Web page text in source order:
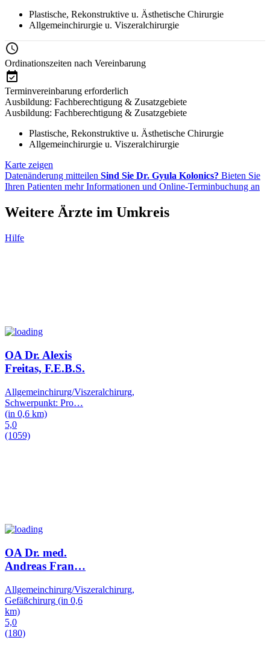
Plastische, Rekonstruktive u. Ästhetische Chirurgie
Allgemeinchirurgie u. Viszeralchirurgie
Ordinationszeiten nach Vereinbarung
Terminvereinbarung erforderlich
Ausbildung: Fachberechtigung & Zusatzgebiete
Ausbildung: Fachberechtigung & Zusatzgebiete
Plastische, Rekonstruktive u. Ästhetische Chirurgie
Allgemeinchirurgie u. Viszeralchirurgie
Karte zeigen
Datenänderung mitteilen Sind Sie Dr. Gyula Kolonics? Bieten Sie
Ihren Patienten mehr Informationen und Online-Terminbuchung an
Weitere Ärzte im Umkreis
Hilfe
OA Dr. Alexis
Freitas, F.E.B.S.
Allgemeinchirurg/Viszeralchirurg,
Schwerpunkt: Pro…
(in 0,6 km)
5,0
(1059)
OA Dr. med.
Andreas Fran…
Allgemeinchirurg/Viszeralchirurg,
Gefäßchirurg (in 0,6
km)
5,0
(180)